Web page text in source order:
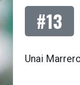
#13
Unai